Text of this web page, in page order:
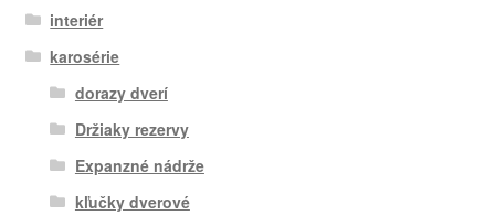
interiér
karosérie
dorazy dverí
Držiaky rezervy
Expanzné nádrže
kľučky dverové